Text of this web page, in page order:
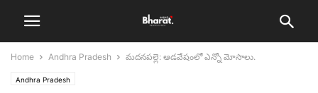
Home Andhra Pradesh మదనపల్లె: ఆడవేషంలో ఎన్నో మోసాలు.
Andhra Pradesh